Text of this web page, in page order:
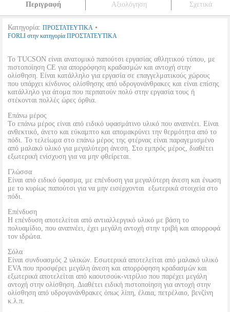
Περιγραφή Αξιολόγηση Σχετικά
Κατηγορία: ΠΡΟΣΤΑΤΕΥΤΙΚΑ •
FORLI στην κατηγορία ΠΡΟΣΤΑΤΕΥΤΙΚΑ
Το TUCSON είναι ανατομικό παπούτσι εργασίας αθλητικού τύπου, με
πιστοποίηση CE για απορρόφηση κραδασμών και αντοχή στην
ολίσθηση. Είναι κατάλληλο για εργασία σε επαγγελματικούς χώρους
που υπάρχει κίνδυνος ολίσθησης από υδρογονάνθρακες και είναι επίσης
κατάλληλο για άτομα που περπατούν πολύ στην εργασία τους ή
στέκονται πολλές ώρες όρθια.
Επάνω μέρος
Το επάνω μέρος είναι από ειδικό υφασμάτινο υλικό που αναπνέει. Είναι
ανθεκτικό, άνετο και εύκαμπτο και απομακρύνει την θερμότητα από το
πόδι. Το τελείωμα στο επάνω μέρος της φτέρνας είναι παραγεμισμένο
από μαλακό υλικό για μεγαλύτερη άνεση. Στο εμπρός μέρος, διαθέτει
εξωτερική ενίσχυση για να μην φθείρεται.
Γλώσσα
Είναι από ειδικό ύφασμα, με επένδυση για μεγαλύτερη άνεση και ένωση
με το κυρίως παπούτσι για να μην εισέρχονται εξωτερικά στοιχεία στο
πόδι.
Επένδυση
Η επένδυση αποτελείται από αντιαλλεργικό υλικό με βάση το
πολυαμίδιο, που αναπνέει, έχει μεγάλη αντοχή στην τριβή και απορροφά
τον ιδρώτα.
Σόλα
Είναι συνδυασμός 2 υλικών. Εσωτερικά αποτελείται από μαλακό υλικό
EVA που προσφέρει μεγάλη άνεση και απορρόφηση κραδασμών και
εξωτερικά αποτελείται από καουτσούκ-νιτρίλιο που παρέχει μεγάλη
αντοχή στην ολίσθηση. Διαθέτει ειδική πιστοποίηση για αντοχή στην
ολίσθηση από υδρογονάνθρακες όπως λίπη, έλαια, πετρέλαιο, βενζίνη
κ.λ.π.